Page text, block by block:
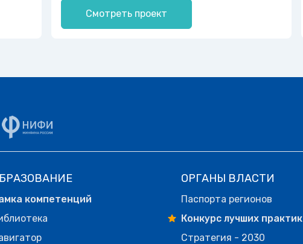
Смотреть проект
компетенций
ОРГАНЫ ВЛАСТИ
Паспорта регионов
Конкурс лучших практик
Стратегия - 2030